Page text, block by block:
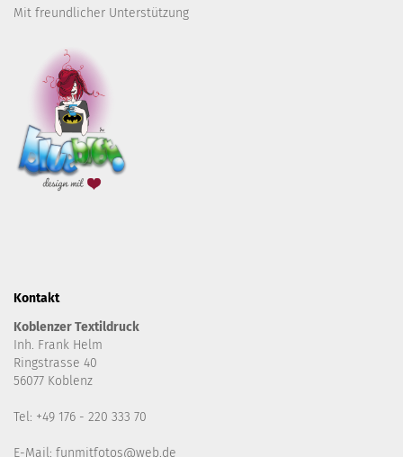
Mit freundlicher Unterstützung
Kontakt
Koblenzer Textildruck
Inh. Frank Helm
Ringstrasse 40
56077 Koblenz
Tel: +49 176 - 220 333 70
E-Mail: funmitfotos@web.de